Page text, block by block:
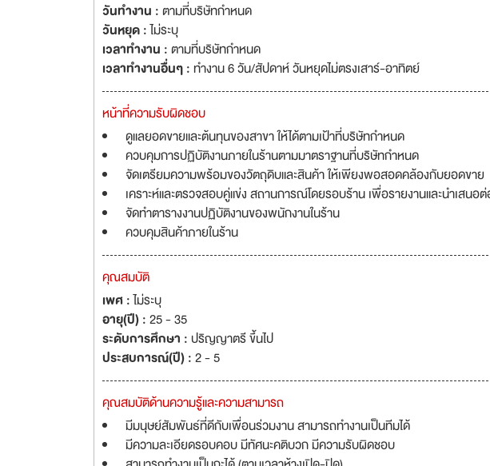
วันทำงาน :ตามที่บริษัทกำหนด
วันหยุด :ไม่ระบุ
เวลาทำงาน :ตามที่บริษัทกำหนด
เวลาทำงานอื่นๆ :ทำงาน 6 วัน/สัปดาห์ วันหยุดไม่ตรงเสาร์-อาทิตย์
หน้าที่ความรับผิดชอบ
ดูแลยอดขายและต้นทุนของสาขา ให้ได้ตามเป้าที่บริษัทกำหนด
ควบคุมการปฏิบัติงานภายในร้านตามมาตราฐานที่บริษัทกำหนด
จัดเตรียมความพร้อมของวัตถุดิบและสินค้า ให้เพียงพอสอดคล้องกับยอดขาย
เคราะห์และตรวจสอบคู่แข่ง สถานการณ์โดยรอบร้าน เพื่อรายงานและนำเสนอ
จัดทำตารางงานปฏิบัติงานของพนักงานในร้าน
ควบคุมสินค้าภายในร้าน
คุณสมบัติ
เพศ :ไม่ระบุ
อายุ(ปี) :25 - 35
ระดับการศึกษา :ปริญญาตรี ขึ้นไป
ประสบการณ์(ปี) :2 - 5
คุณสมบัติด้านความรู้และความสามารถ
มีมนุษย์สัมพันธ์ที่ดีกับเพื่อนร่วมงาน สามารถทำงานเป็นทีมได้
มีความละเอียดรอบคอบ มีทัศนะคติบวก มีความรับผิดชอบ